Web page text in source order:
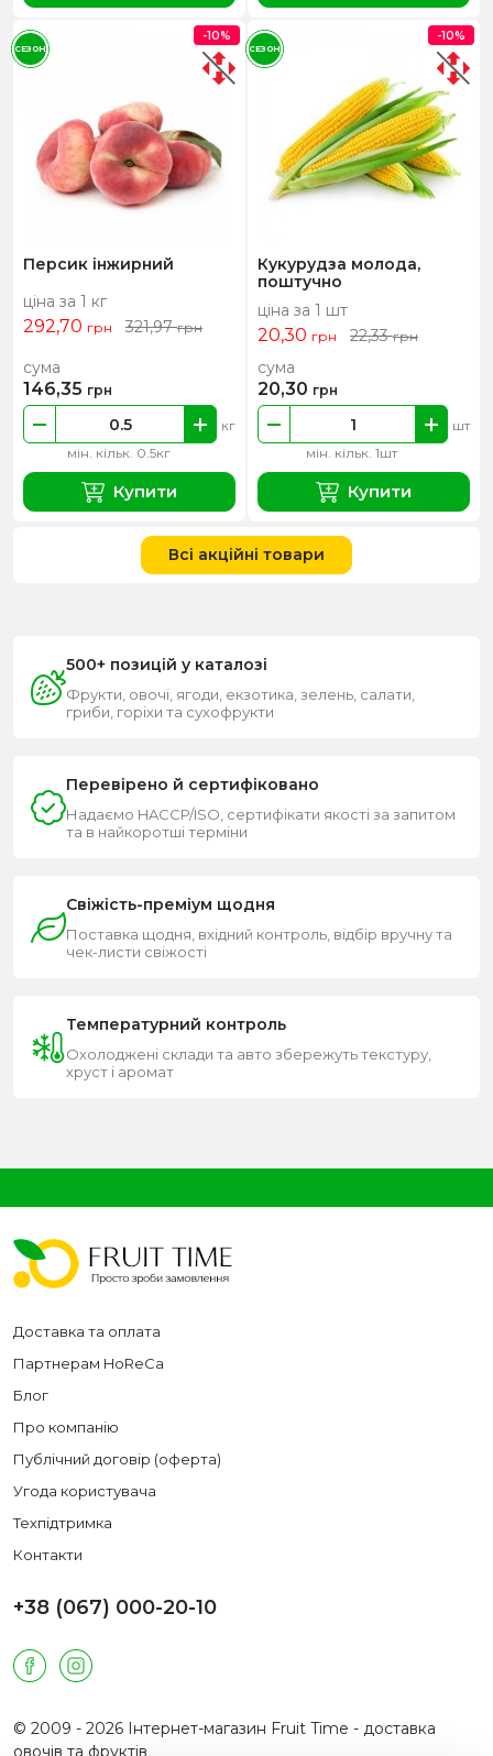
Персик інжирний
ціна за 1 кг
292,70 грн 321,97грн
мін. кільк. 0.5кг
кг
сума
146,35 грн
Купити
-10%
СЕЗОН
Кукурудза молода,
поштучно
ціна за 1 шт
20,30 грн 22,33грн
мін. кільк. 1шт
шт
сума
20,30 грн
Купити
-10%
СЕЗОН
Всі акційні товари
500+ позицій у каталозі
Фрукти, овочі, ягоди, екзотика, зелень, салати,
гриби, горіхи та сухофрукти
Перевірено й сертифіковано
Надаємо HACCP/ISO, сертифікати якості за запитом
та в найкоротші терміни
Свіжість-преміум щодня
Поставка щодня, вхідний контроль, відбір вручну та
чек-листи свіжості
Температурний контроль
Охолоджені склади та авто збережуть текстуру,
хруст і аромат
Доставка та оплата
Партнерам HoReCa
Блог
Про компанію
Публічний договір (оферта)
Угода користувача
Техпідтримка
Контакти
+38 (067) 000-20-10
© 2009 - 2026 Інтернет-магазин Fruit Time - доставка
овочів та фруктів